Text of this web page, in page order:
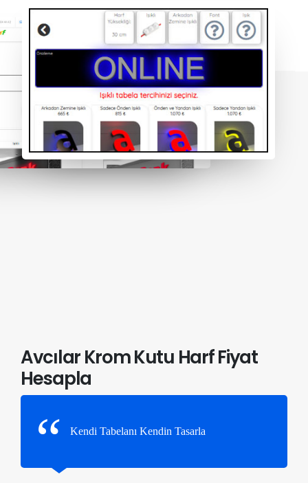
Avcılar Krom Kutu Harf Fiyat
Hesapla
Kendi Tabelanı Kendin Tasarla